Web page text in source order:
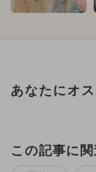
あなたにオ
この記事に